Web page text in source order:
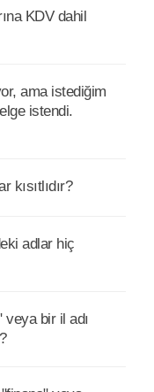
KDV dahil
ama istediğim
istendi.
kısıtlıdır?
adlar hiç
veya bir il adı